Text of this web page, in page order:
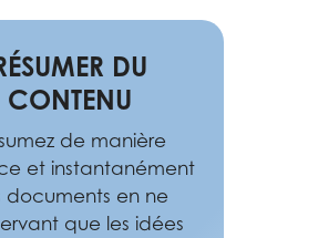
DU
CONTENU
de manière
et instantanément
documents en ne
que les idées